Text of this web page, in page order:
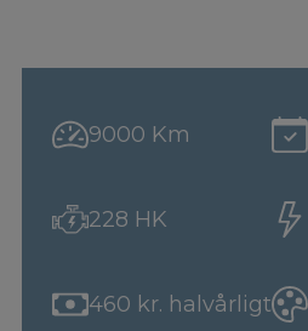
9000 Km
228 HK
460 kr. halvårligt